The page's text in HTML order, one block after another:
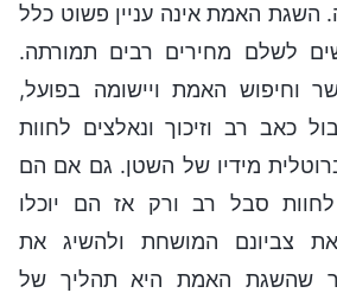
האמת אינה עניין פשוט כלל
לשלם מחירים רבים תמורתה.
וחיפוש האמת ויישומה בפועל,
כאב רב וזיכוך ונאלצים לחוות
מידיו של השטן. גם אם הם
סבל רב ורק אז הם יוכלו
צביונם המושחת ולהשיג את
שהשגת האמת היא תהליך של